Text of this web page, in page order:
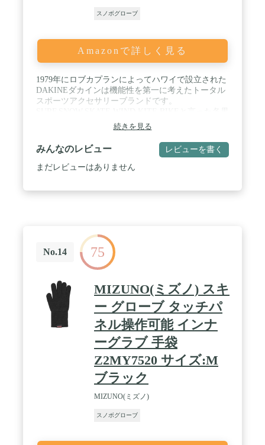
スノボグローブ
Amazonで詳しく見る
1979年にロブカプランによってハワイで設立された
DAKINEダカインは機能性を第一に考えたトータル
スポーツアクセサリーブランドです。
カテゴリーのライダーからのフィードバックを重視
して企画されています。それから現在までそのポリ
シーは受け継がれ守られています。 / インサート：
DKドライウォータープルーフ。 保温材： ハイロフ
ト合成中綿[ 80g ]。 パーム： 耐久性に優れた撥水
続きを見る
みんなのレビュー レビューを書く
まだレビューはありません
No.14 75
MIZUNO(ミズノ) スキ
ー グローブ タッチパ
ネル操作可能 インナ
ーグラブ 手袋
Z2MY7520 サイズ:M
ブラック
MIZUNO(ミズノ)
スノボグローブ